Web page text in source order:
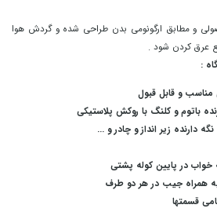
و مطابق ارگونومی بدن طراحی شده و گردش هوا
عرق کردن شود .
:
و قابل قبول
باتوم و کلنگ با روکش پلاستیکی
دارنده زیر انداز و چادر و ...
در پایین کوله پشتی
همراه جیب در هر دو طرف
قسمتها